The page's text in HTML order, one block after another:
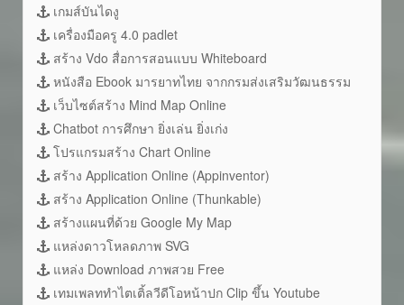
เกมส์บันไดงู
เครื่องมือครู 4.0 padlet
สร้าง Vdo สื่อการสอนแบบ Whiteboard
หนังสือ Ebook มารยาทไทย จากกรมส่งเสริมวัฒนธรรม
เว็บไซต์สร้าง Mind Map Online
Chatbot การศึกษา ยิ่งเล่น ยิ่งเก่ง
โปรแกรมสร้าง Chart Online
สร้าง Application Online (Appinventor)
สร้าง Application Online (Thunkable)
สร้างแผนที่ด้วย Google My Map
แหล่งดาวโหลดภาพ SVG
แหล่ง Download ภาพสวย Free
เทมเพลททำไตเติ้ลวีดีโอหน้าปก Clip ขึ้น Youtube